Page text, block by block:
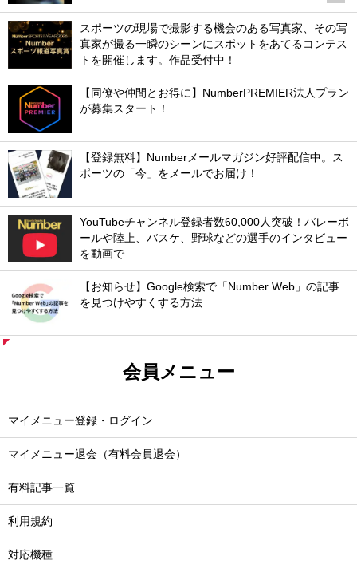
スポーツの現場で撮影する機会のある写真家、その写
真家が撮る一瞬のシーンにスポットをあてるコンテス
トを開催します。作品受付中！
【同僚や仲間とお得に】NumberPREMIER法人プラン
が募集スタート！
【登録無料】Numberメールマガジン好評配信中。ス
ポーツの「今」をメールでお届け！
YouTubeチャンネル登録者数60,000人突破！バレーボ
ールや陸上、バスケ、野球などの選手のインタビュー
を動画で
【お知らせ】Google検索で「Number Web」の記事
を見つけやすくする方法
会員メニュー
マイメニュー登録・ログイン
マイメニュー退会（有料会員退会）
有料記事一覧
利用規約
対応機種